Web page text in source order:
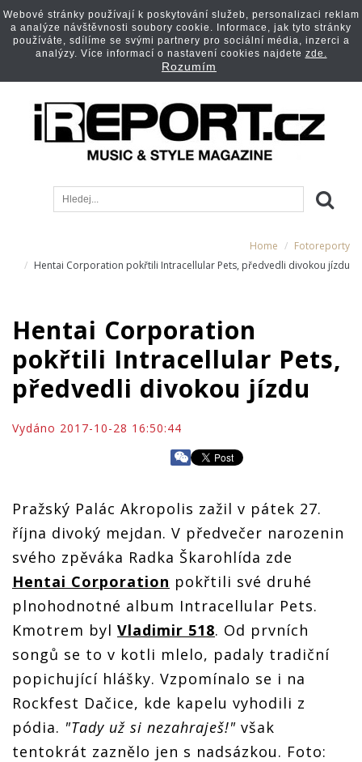
Home
Fotoreporty
Hentai Corporation pokřtili Intracellular Pets, předvedli divokou jízdu
Hentai Corporation
pokřtili Intracellular Pets,
předvedli divokou jízdu
Vydáno 2017-10-28 16:50:44
Pražský Palác Akropolis zažil v pátek 27.
října divoký mejdan. V předvečer narozenin
svého zpěváka Radka Škarohlída zde
Hentai Corporation pokřtili své druhé
plnohodnotné album Intracellular Pets.
Kmotrem byl Vladimir 518. Od prvních
songů se to v kotli mlelo, padaly tradiční
popichující hlášky. Vzpomínalo se i na
Rockfest Dačice, kde kapelu vyhodili z
pódia. "Tady už si nezahraješ!" však
tentokrát zaznělo jen s nadsázkou. Foto:
Webové stránky používají k poskytování služeb, personalizaci reklam
a analýze návštěvnosti soubory cookie. Informace, jak tyto stránky
používáte, sdílíme se svými partnery pro sociální média, inzerci a
analýzy. Více informací o nastavení cookies najdete zde.
Rozumím